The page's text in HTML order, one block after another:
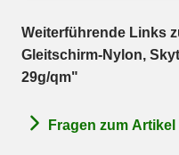
Weiterführende Links
Gleitschirm-Nylon,
29g/qm"
Fragen zum Artikel